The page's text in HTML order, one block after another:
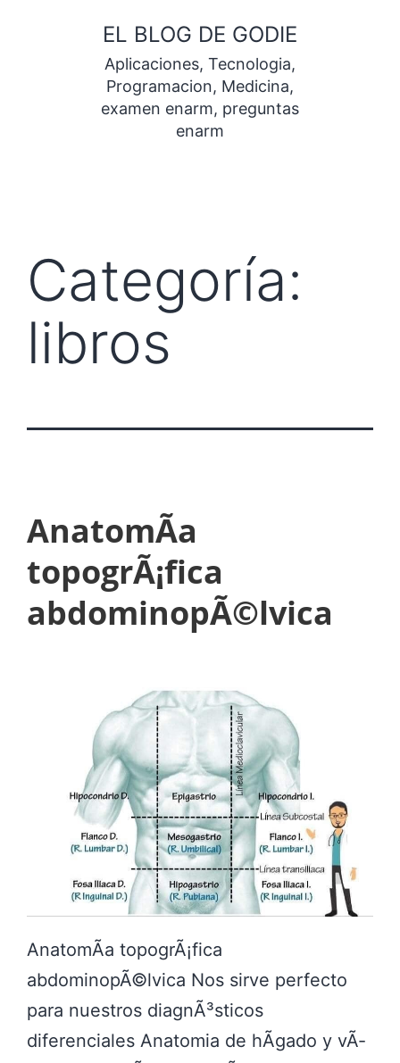
contenido
EL BLOG DE GODIE
Aplicaciones, Tecnologia,
Programacion, Medicina,
examen enarm, preguntas
enarm
Categoría:
libros
AnatomÃ­a
topogrÃ¡fica
abdominopÃ©lvica
AnatomÃ­a topogrÃ¡fica
abdominopÃ©lvica Nos sirve perfecto
para nuestros diagnÃ³sticos
diferenciales Anatomia de hÃ­gado y vÃ­